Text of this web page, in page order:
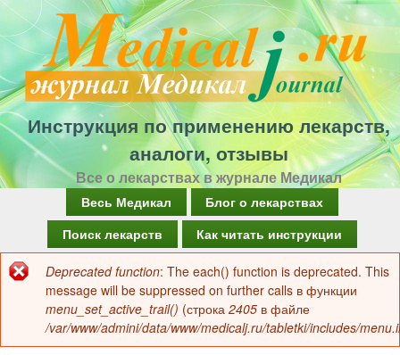
Перейти
к
основному
содержанию
Инструкция по применению лекарств,
аналоги, отзывы
Все о лекарствах в журнале Медикал
а
в
о
Весь Медикал
Блог о лекарствах
Поиск лекарств
Как читать инструкции
Сообщение
об
ошибке
Deprecated function: The each() function is deprecated. This
message will be suppressed on further calls в функции
menu_set_active_trail() (строка 2405 в файле
/var/www/admini/data/www/medicalj.ru/tabletki/includes/